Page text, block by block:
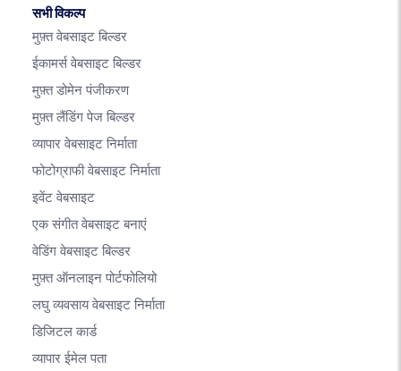
सभी विकल्प
मुफ़्त वेबसाइट बिल्डर
ईकामर्स वेबसाइट बिल्डर
मुफ़्त डोमेन पंजीकरण
मुफ़्त लैंडिंग पेज बिल्डर
व्यापार वेबसाइट निर्माता
फोटोग्राफी वेबसाइट निर्माता
इवेंट वेबसाइट
एक संगीत वेबसाइट बनाएं
वेडिंग वेबसाइट बिल्डर
मुफ़्त ऑनलाइन पोर्टफोलियो
लघु व्यवसाय वेबसाइट निर्माता
डिजिटल कार्ड
व्यापार ईमेल पता